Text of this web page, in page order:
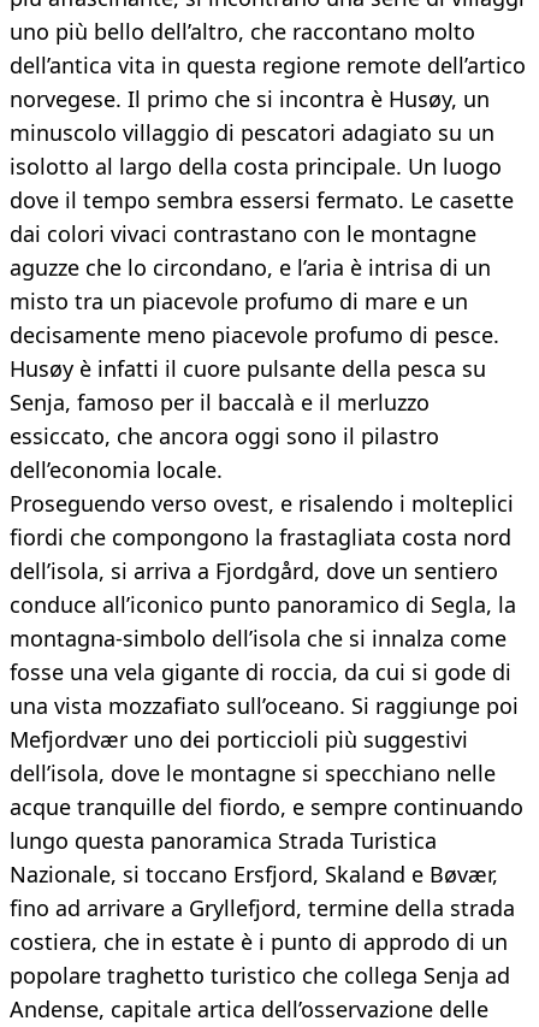
uno più bello dell’altro, che raccontano molto
dell’antica vita in questa regione remote dell’artico
norvegese. Il primo che si incontra è Husøy, un
minuscolo villaggio di pescatori adagiato su un
isolotto al largo della costa principale. Un luogo
dove il tempo sembra essersi fermato. Le casette
dai colori vivaci contrastano con le montagne
aguzze che lo circondano, e l’aria è intrisa di un
misto tra un piacevole profumo di mare e un
decisamente meno piacevole profumo di pesce.
Husøy è infatti il cuore pulsante della pesca su
Senja, famoso per il baccalà e il merluzzo
essiccato, che ancora oggi sono il pilastro
dell’economia locale.
Proseguendo verso ovest, e risalendo i molteplici
fiordi che compongono la frastagliata costa nord
dell’isola, si arriva a Fjordgård, dove un sentiero
conduce all’iconico punto panoramico di Segla, la
montagna-simbolo dell’isola che si innalza come
fosse una vela gigante di roccia, da cui si gode di
una vista mozzafiato sull’oceano. Si raggiunge poi
Mefjordvær uno dei porticcioli più suggestivi
dell’isola, dove le montagne si specchiano nelle
acque tranquille del fiordo, e sempre continuando
lungo questa panoramica Strada Turistica
Nazionale, si toccano Ersfjord, Skaland e Bøvær,
fino ad arrivare a Gryllefjord, termine della strada
costiera, che in estate è i punto di approdo di un
popolare traghetto turistico che collega Senja ad
Andense, capitale artica dell’osservazione delle